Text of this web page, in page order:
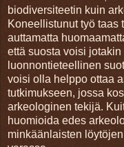
biodiversiteetin kuin
Koneellistunut työ taas
auttamatta
että suosta voisi
luonnontieteellinen
voisi olla helppo ottaa
tutkimukseen, jossa
arkeologinen tekijä.
huomioida edes
minkäänlaisten